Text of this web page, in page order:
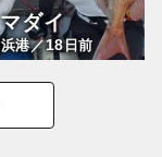
マダイ
港／18日前